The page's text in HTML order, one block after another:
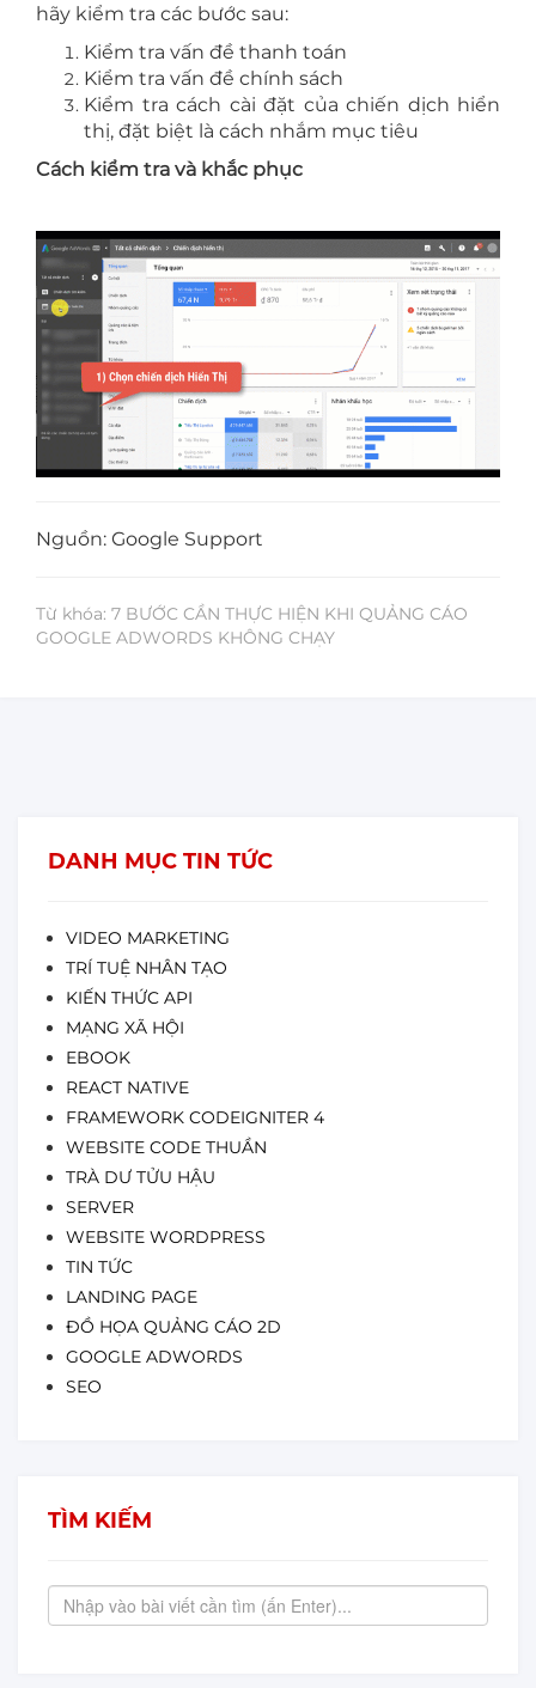
hãy kiểm tra các bước sau:
Kiểm tra vấn đề thanh toán
Kiểm tra vấn đề chính sách
Kiểm tra cách cài đặt của chiến dịch hiển
thị, đặt biệt là cách nhắm mục tiêu
Cách kiểm tra và khắc phục
Nguồn: Google Support
Từ khóa: 7 BƯỚC CẦN THỰC HIỆN KHI QUẢNG CÁO
GOOGLE ADWORDS KHÔNG CHẠY
DANH MỤC TIN TỨC
VIDEO MARKETING
TRÍ TUỆ NHÂN TẠO
KIẾN THỨC API
MẠNG XÃ HỘI
EBOOK
REACT NATIVE
FRAMEWORK CODEIGNITER 4
WEBSITE CODE THUẦN
TRÀ DƯ TỬU HẬU
SERVER
WEBSITE WORDPRESS
TIN TỨC
LANDING PAGE
ĐỒ HỌA QUẢNG CÁO 2D
GOOGLE ADWORDS
SEO
TÌM KIẾM